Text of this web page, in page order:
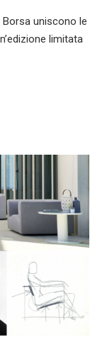
Borsa uniscono le
limitata